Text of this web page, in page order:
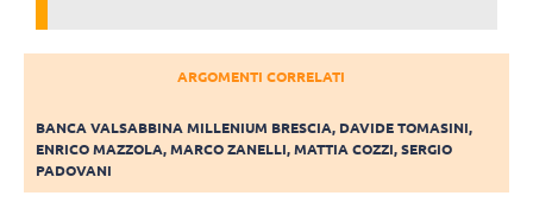
ARGOMENTI CORRELATI
BANCA VALSABBINA MILLENIUM BRESCIA, DAVIDE TOMASINI,
ENRICO MAZZOLA,MARCO ZANELLI,MATTIA COZZI,SERGIO
PADOVANI